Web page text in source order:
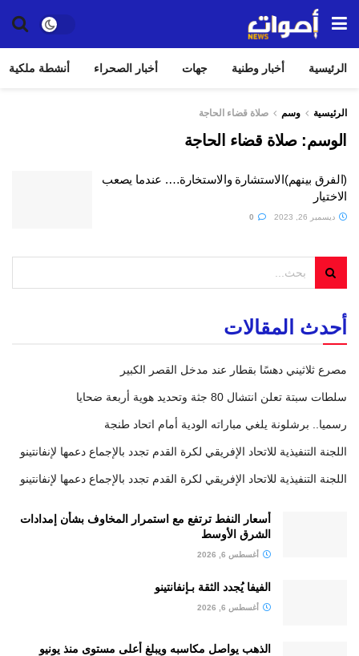
الرئيسية أخبار وطنية جهات أخبار الصحراء أنشطة ملكية
الرئيسية وسم صلاة قضاء الحاجة
الوسم:صلاة قضاء الحاجة
(الفرق بينهم)الاستشارة والاستخارة…. عندما يصعب
الاختيار
ديسمبر 26, 2023
أحدث المقالات
مصرع ثلاثيني دهسًا بقطار عند مدخل القصر الكبير
سلطات سبتة تعلن انتشال 80 جثة وتحديد هوية أربعة ضحايا
رسميا.. برشلونة يلغي مباراته الودية أمام اتحاد طنجة
اللجنة التنفيذية للاتحاد الإفريقي لكرة القدم تجدد بالإجماع دعمها لإنفانتينو
اللجنة التنفيذية للاتحاد الإفريقي لكرة القدم تجدد بالإجماع دعمها لإنفانتينو
أسعار النفط ترتفع مع استمرار المخاوف بشأن إمدادات
الشرق الأوسط
أغسطس 6, 2026
الفيفا يُجدد الثقة بـإنفانتينو
أغسطس 6, 2026
الذهب يواصل مكاسبه ويبلغ أعلى مستوى منذ يونيو